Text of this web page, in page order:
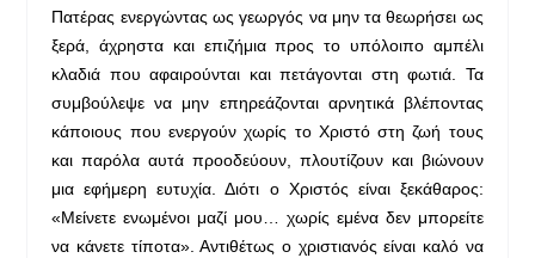
Πατέρας ενεργώντας ως γεωργός να μην τα θεωρήσει ως
ξερά, άχρηστα και επιζήμια προς το υπόλοιπο αμπέλι
κλαδιά που αφαιρούνται και πετάγονται στη φωτιά. Τα
συμβούλεψε να μην επηρεάζονται αρνητικά βλέποντας
κάποιους που ενεργούν χωρίς το Χριστό στη ζωή τους
και παρόλα αυτά προοδεύουν, πλουτίζουν και βιώνουν
μια εφήμερη ευτυχία. Διότι ο Χριστός είναι ξεκάθαρος:
«Μείνετε ενωμένοι μαζί μου… χωρίς εμένα δεν μπορείτε
να κάνετε τίποτα». Αντιθέτως ο χριστιανός είναι καλό να